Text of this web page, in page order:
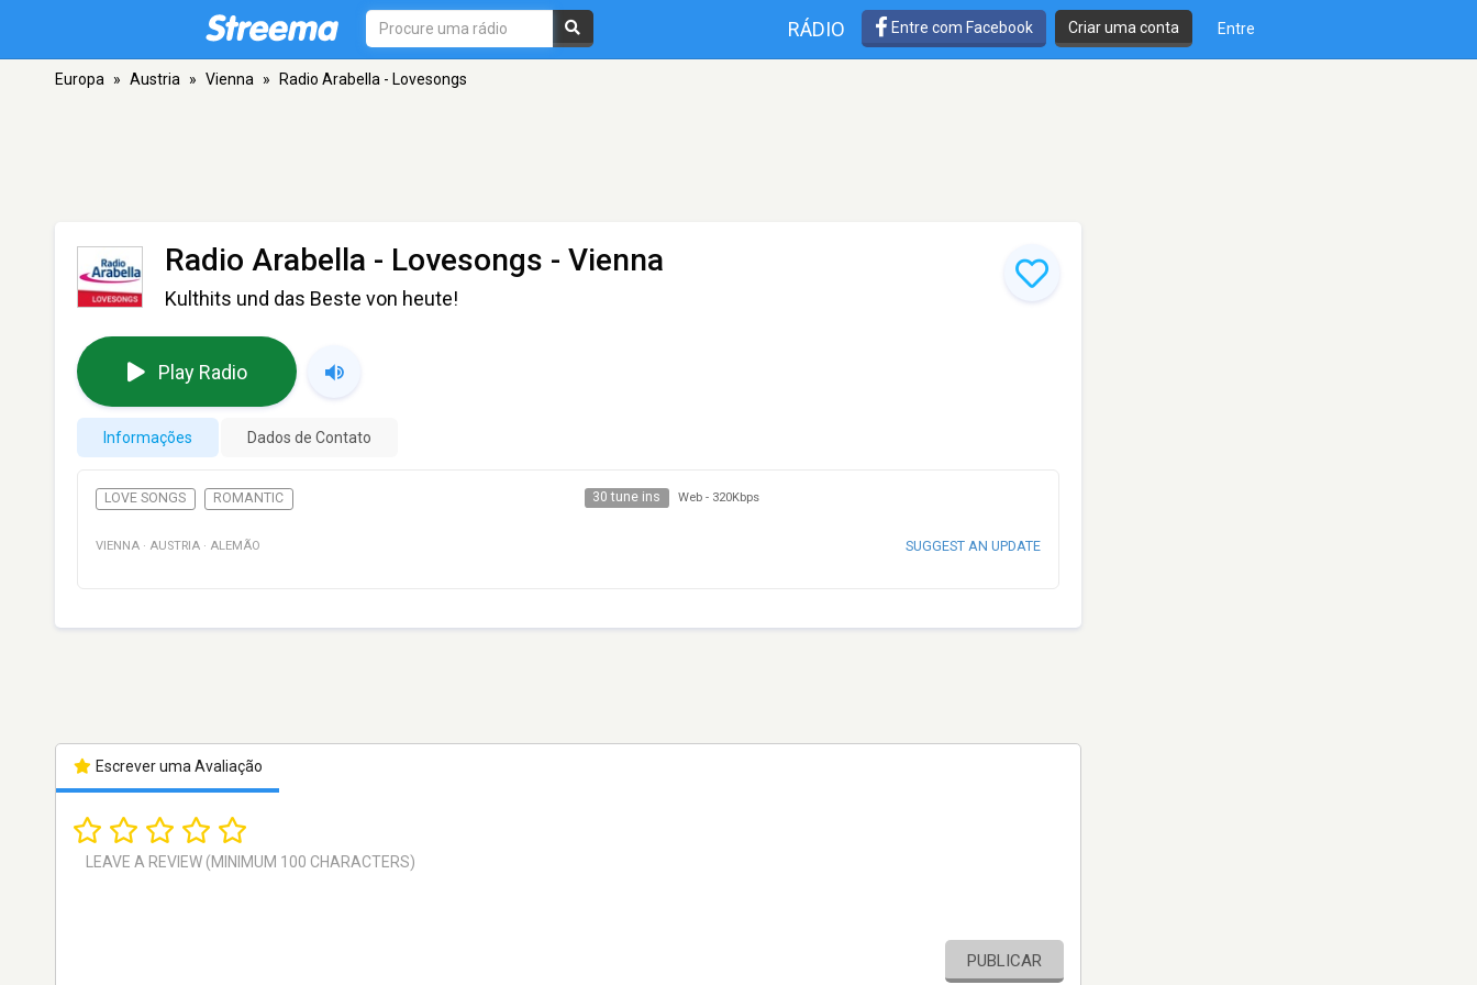
RÁDIO Entre com Facebook Criar uma conta Entre
Europa » Austria » Vienna » Radio Arabella - Lovesongs
Radio Arabella - Lovesongs - Vienna
Kulthits und das Beste von heute!
Play Radio
Informações Dados de Contato
LOVE SONGS ROMANTIC 30 tune ins Web - 320Kbps
VIENNA · AUSTRIA · ALEMÃO SUGGEST AN UPDATE
Escrever uma Avaliação
PUBLICAR